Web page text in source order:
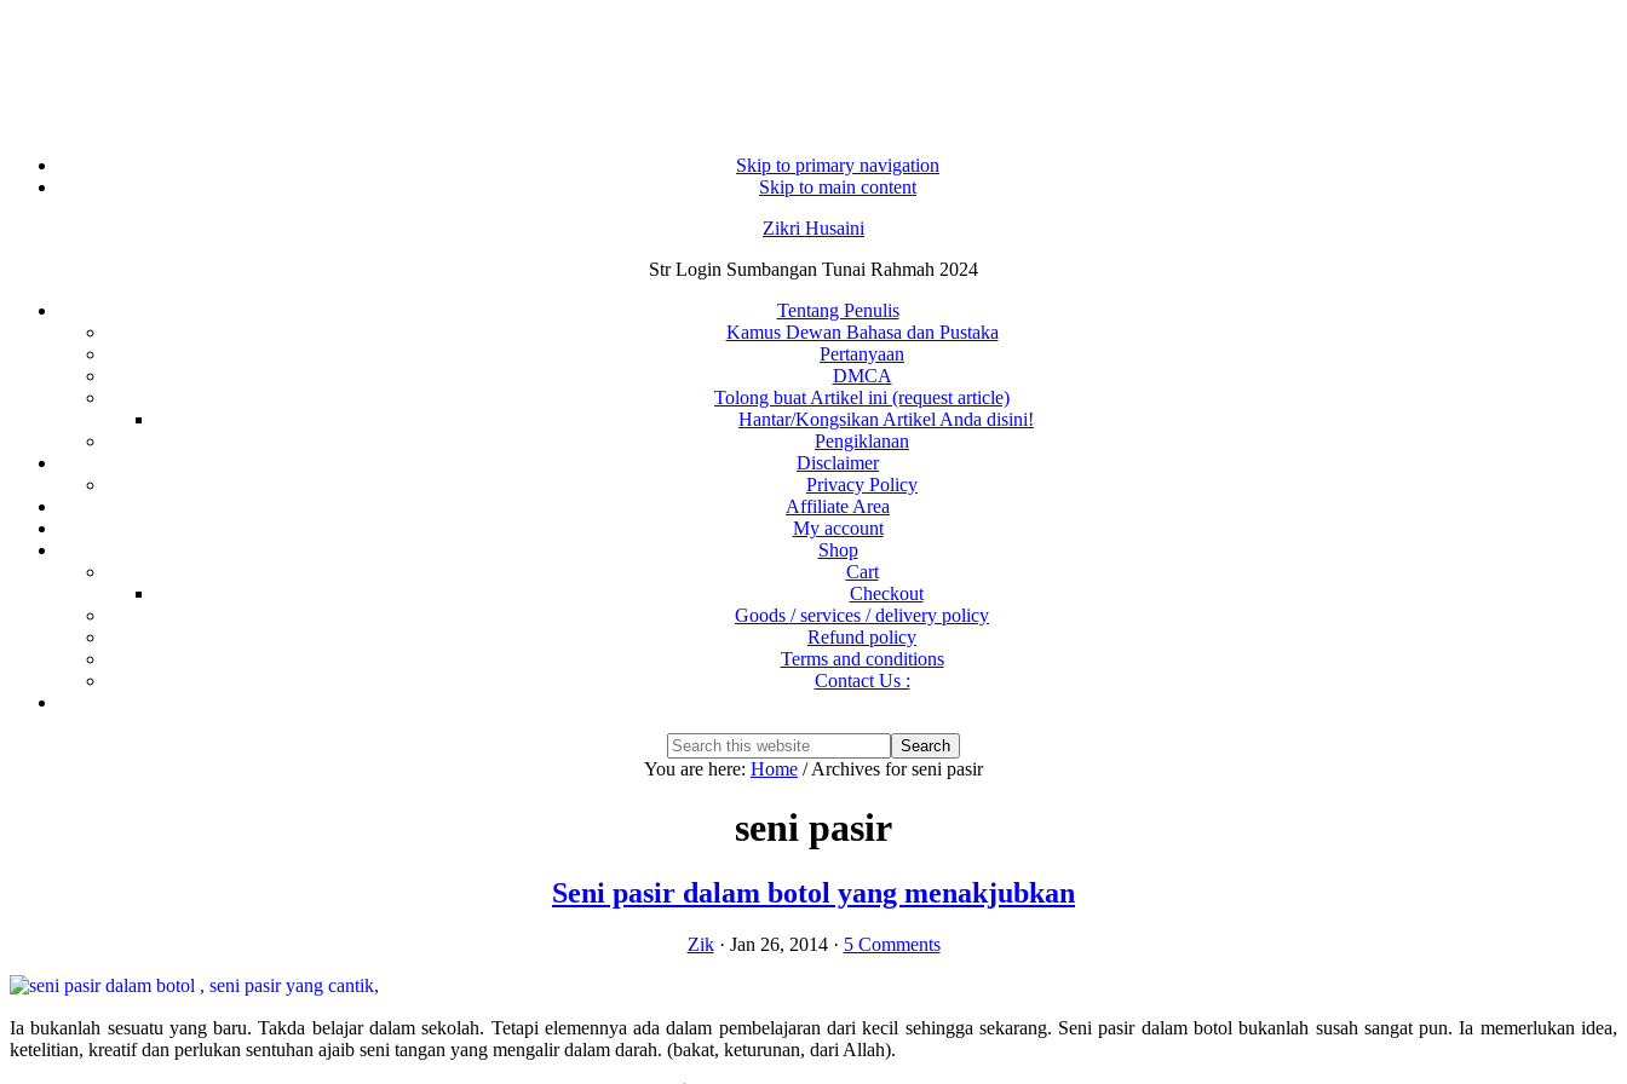
Skip to primary navigation
Skip to main content
Zikri Husaini
Str Login Sumbangan Tunai Rahmah 2024
Tentang Penulis
Kamus Dewan Bahasa dan Pustaka
Pertanyaan
DMCA
Tolong buat Artikel ini (request article)
Hantar/Kongsikan Artikel Anda disini!
Pengiklanan
Disclaimer
Privacy Policy
Affiliate Area
My account
Shop
Cart
Checkout
Goods / services / delivery policy
Refund policy
Terms and conditions
Contact Us :
Search
this
Hide
You are here: Home /Archives for seni pasir
seni pasir
Seni pasir dalam botol yang menakjubkan
Zik· Jan 26, 2014· 5 Comments
Ia bukanlah sesuatu yang baru. Takda belajar dalam sekolah. Tetapi elemennya ada dalam pembelajaran dari kecil sehingga sekarang. Seni pasir dalam botol bukanlah susah sangat pun. Ia memerlukan idea,
ketelitian, kreatif dan perlukan sentuhan ajaib seni tangan yang mengalir dalam darah. (bakat, keturunan, dari Allah).